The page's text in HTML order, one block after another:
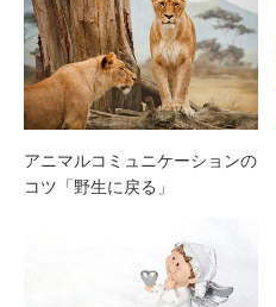
アニマルコミュニケーションの
コツ「野生に戻る」